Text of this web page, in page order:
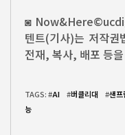
◙
텐트(기사)는 저작권
전재, 복사, 배포 등
TAGS: #AI #버클리대 #샌프
능